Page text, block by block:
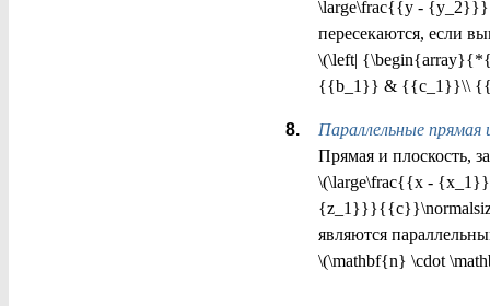
\large\frac{{y -
пересекаются, если
\(\left|
{{b_1}} & {{c_1}}\\
Параллельные прямая
Прямая и плоскость,
\(\large\frac{{x -
являются
\(\mathbf{n} \cdot